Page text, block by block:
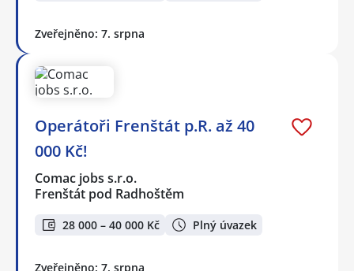
Zveřejněno: 7. srpna
Operátoři Frenštát p.R. až 40
000 Kč!
Comac jobs s.r.o.
Frenštát pod Radhoštěm
28 000 – 40 000 Kč Plný úvazek
Zveřejněno: 7. srpna